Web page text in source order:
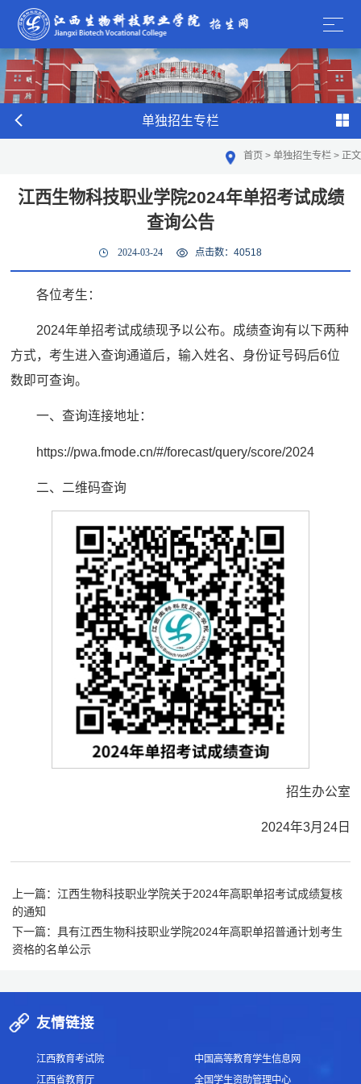
单独招生专栏
首页 > 单独招生专栏 > 正文
江西生物科技职业学院2024年单招考试成绩
查询公告
2024-03-24 点击数：40518
各位考生：
2024年单招考试成绩现予以公布。成绩查询有以下两种
方式，考生进入查询通道后，输入姓名、身份证号码后6位
数即可查询。
一、查询连接地址：
https://pwa.fmode.cn/#/forecast/query/score/2024
二、二维码查询
招生办公室
2024年3月24日
上一篇：江西生物科技职业学院关于2024年高职单招考试成绩复核
的通知
下一篇：具有江西生物科技职业学院2024年高职单招普通计划考生
资格的名单公示
友情链接
江西教育考试院
中国高等教育学生信息网
江西省教育厅
全国学生资助管理中心